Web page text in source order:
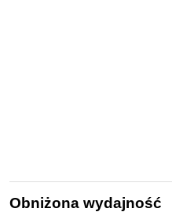
Obniżona wydajność